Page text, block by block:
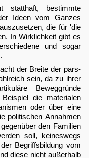
statthaft, bestimmte
Ideen vom Ganzes
die für 'die
In Wirklichkeit gibt es
und sogar
der Breite der pars-
sein, da zu ihrer
Beweggründe
die materialen
oder über eine
politischen Annahmen
den Familien
soll, keineswegs
Begriffsbildung vom
diese nicht außerhalb